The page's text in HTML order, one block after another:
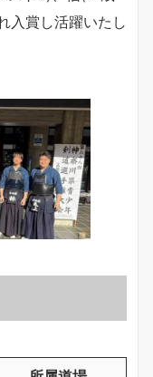
賞し活躍いたし